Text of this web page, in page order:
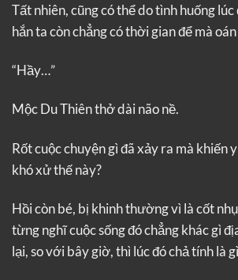
Tất nhiên, cũng có thể do tình huống lúc
hắn ta còn chẳng có thời gian để mà
“Hầy…”
Mộc Du Thiên thở dài não nề.
Rốt cuộc chuyện gì đã xảy ra mà khiến
khó xử thế này?
Hồi còn bé, bị khinh thường vì là cốt
từng nghĩ cuộc sống đó chẳng khác gì
lại, so với bây giờ, thì lúc đó chả tính là